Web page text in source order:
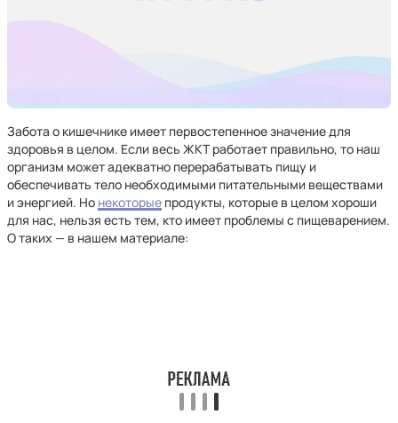
Забота о кишечнике имеет первостепенное значение для
здоровья в целом. Если весь ЖКТ работает правильно, то наш
организм может адекватно перерабатывать пищу и
обеспечивать тело необходимыми питательными веществами
и энергией. Но некоторые продукты, которые в целом хороши
для нас, нельзя есть тем, кто имеет проблемы с пищеварением.
О таких — в нашем материале: